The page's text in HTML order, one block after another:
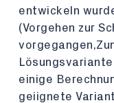
entwickeln
(Vorgehen zur
einige
geiignete